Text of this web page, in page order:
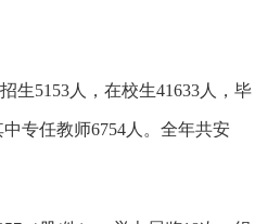
生5153人，在校生41633人，毕
专任教师6754人。全年共安